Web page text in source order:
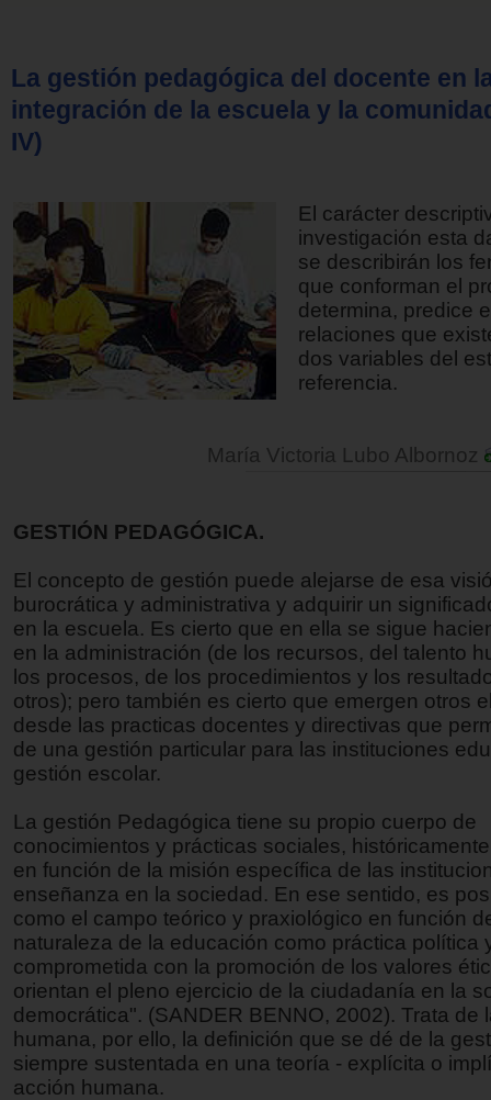
La gestión pedagógica del docente en
integración de la escuela y la
IV)
El carácter
investigación esta
se describirán los
que conforman el
determina, predice
relaciones que
dos variables del
referencia.
María Victoria Lubo Albornoz
GESTIÓN PEDAGÓGICA.
El concepto de gestión puede alejarse de esa
burocrática y administrativa y adquirir un
en la escuela. Es cierto que en ella se sigue
en la administración (de los recursos, del talento
los procesos, de los procedimientos y los
otros); pero también es cierto que emergen otros
desde las practicas docentes y directivas que
de una gestión particular para las instituciones
gestión escolar.
La gestión Pedagógica tiene su propio cuerpo de
conocimientos y prácticas sociales,
en función de la misión específica de las
enseñanza en la sociedad. En ese sentido, es
como el campo teórico y praxiológico en función
naturaleza de la educación como práctica política
comprometida con la promoción de los valores
orientan el pleno ejercicio de la ciudadanía en la
democrática". (SANDER BENNO, 2002). Trata de
humana, por ello, la definición que se dé de la
siempre sustentada en una teoría - explícita o
acción humana.